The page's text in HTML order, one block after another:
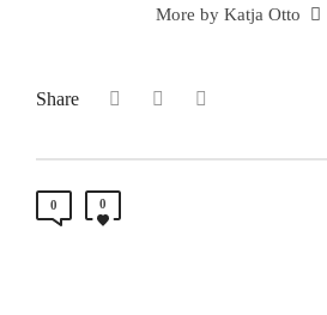
More by Katja Otto
Share
0 0